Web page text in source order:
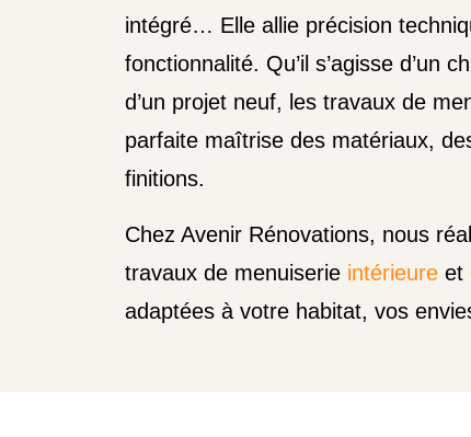
intégré… Elle allie précision
fonctionnalité. Qu’il s’agisse d’un
d’un projet neuf, les travaux de
parfaite maîtrise des matériaux,
finitions.
Chez Avenir Rénovations, nous
travaux de menuiserie intérieure et
adaptées à votre habitat, vos